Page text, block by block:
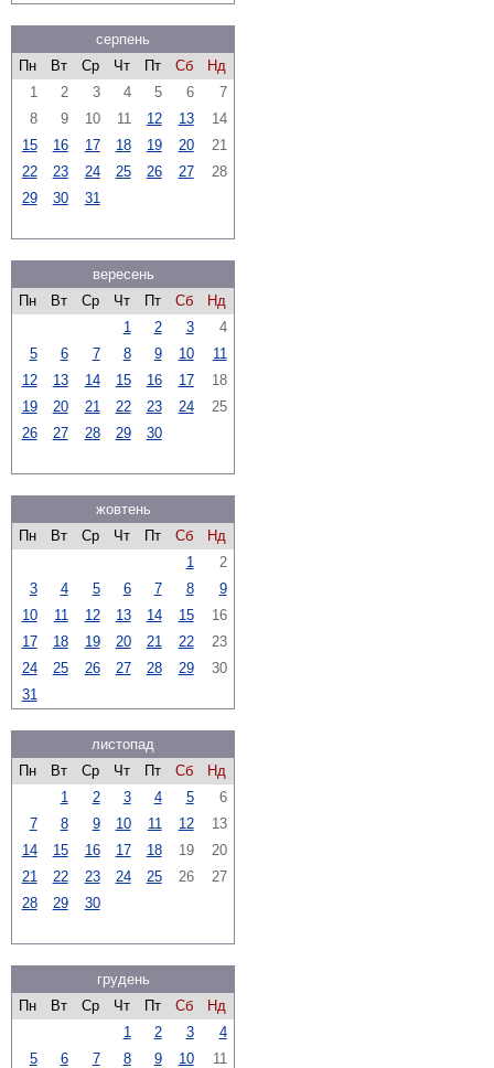
серпень
Пн
Вт Ср Чт Пт Сб
Нд
1
2 3 4 5 6
7
8
9 10 11 12 13
14
15
16 17 18 19 20
21
22
23 24 25 26 27
28
29
30 31
вересень
Пн
Вт Ср Чт Пт Сб
Нд
1
2 3
4
5
6 7 8 9 10
11
12
13 14 15 16 17
18
19
20 21 22 23 24
25
26
27 28 29 30
жовтень
Пн
Вт Ср Чт Пт Сб
Нд
1
2
3
4 5 6 7 8
9
10
11 12 13 14 15
16
17
18 19 20 21 22
23
24
25 26 27 28 29
30
31
листопад
Пн
Вт Ср Чт Пт Сб
Нд
1
2 3 4 5
6
7
8 9 10 11 12
13
14
15 16 17 18 19
20
21
22 23 24 25 26
27
28
29 30
грудень
Пн
Вт Ср Чт Пт Сб
Нд
1
2 3
4
5
6 7 8 9 10 11